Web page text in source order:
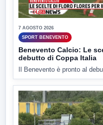
7 AGOSTO 2026
SPORT BENEVENTO
Benevento Calcio: Le
debutto di Coppa Italia
Il Benevento è pronto al